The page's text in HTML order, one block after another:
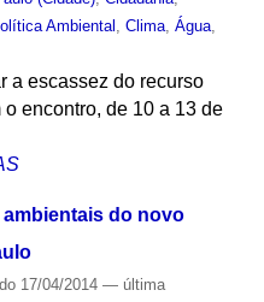
Ambiental Clima, Água,
a escassez do recurso
encontro, de 10 a 13 de
do novo
17/04/2014 — última